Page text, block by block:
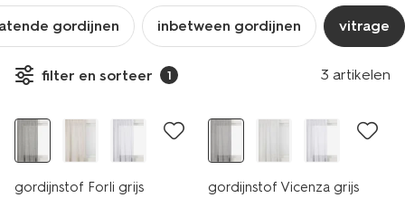
gordijnen inbetween gordijnen vitrage
filter en sorteer 1 3 artikelen
laag geprijsd
gordijnstof Forli grijs gordijnstof Vicenza grijs